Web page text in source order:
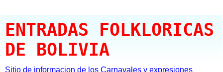
ENTRADAS FOLKLORICAS
DE BOLIVIA
Sitio de informacion de los Carnavales y expresiones